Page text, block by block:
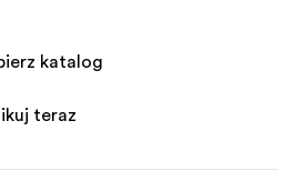
katalog
teraz